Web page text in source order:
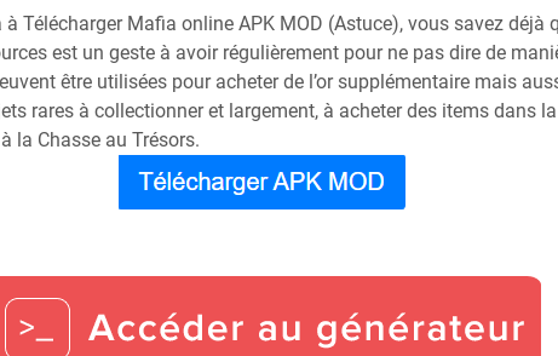
Télécharger Mafia online APK MOD (Astuce), vous savez déjà
est un geste à avoir régulièrement pour ne pas dire de
être utilisées pour acheter de l’or supplémentaire mais
rares à collectionner et largement, à acheter des items dans
la Chasse au Trésors.